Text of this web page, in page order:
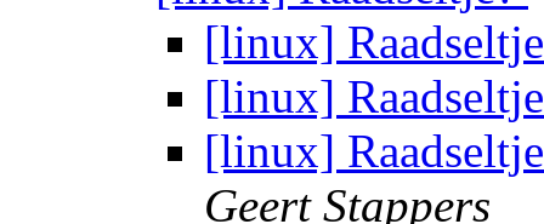
[linux]
[linux]
[linux]
Geert Stappers